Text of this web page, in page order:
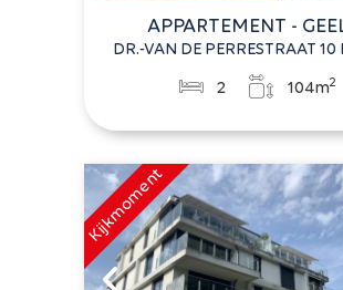
APPARTEMENT -
DR.-VAN DE PERRESTRAAT 10
2 104m2